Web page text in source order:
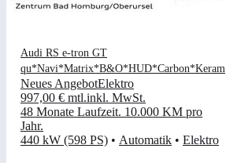
Audi RS e-tron GT
qu*Navi*Matrix*B&O*HUD*Carbon*Keram
Neues AngebotElektro
997,00 € mtl.inkl. MwSt.
48 Monate Laufzeit. 10.000 KM pro
Jahr.
440 kW (598 PS) • Automatik • Elektro